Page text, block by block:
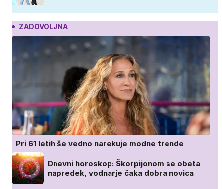
ZADOVOLJNA
Pri 61 letih še vedno narekuje modne trende
Dnevni horoskop: Škorpijonom se obeta
napredek, vodnarje čaka dobra novica